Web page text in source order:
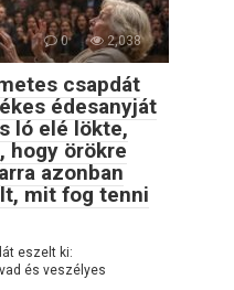
0 2,038
csapdát
édesanyját
ló elé lökte,
hogy örökre
azonban
mit fog tenni
eszelt ki:
és veszélyes